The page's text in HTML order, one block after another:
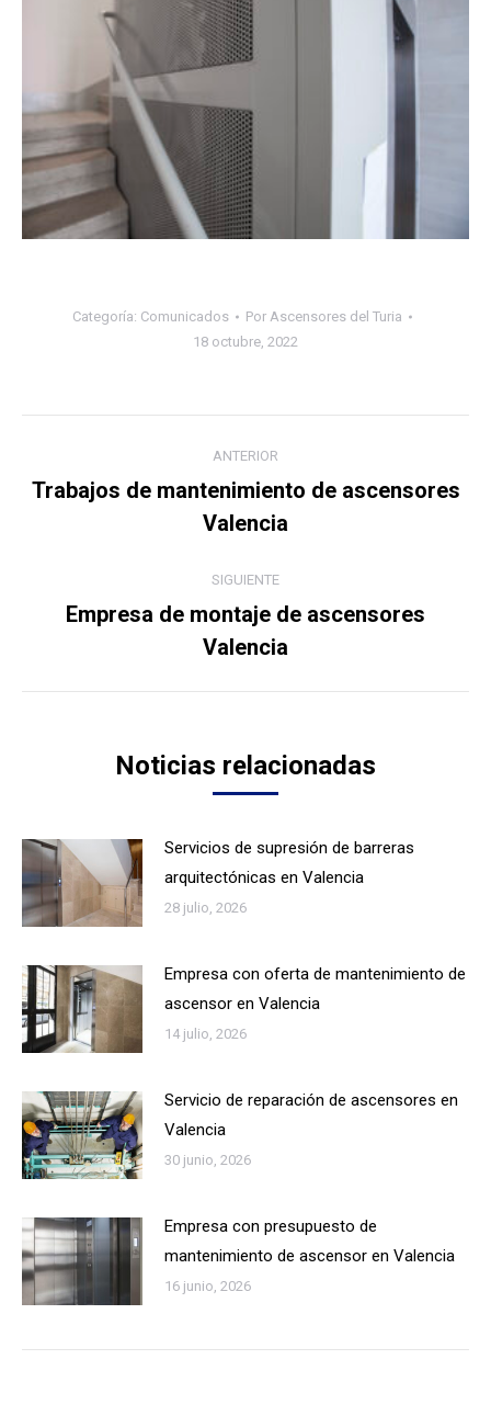
Categoría: Comunicados Por Ascensores del Turia
18 octubre, 2022
Navegación
entre
publicaciones
ANTERIOR
anterior:
Trabajos de mantenimiento de ascensores
Valencia
SIGUIENTE
Publicación
siguiente:
Empresa de montaje de ascensores
Valencia
Noticias relacionadas
Servicios de supresión de barreras
arquitectónicas en Valencia
28 julio, 2026
Empresa con oferta de mantenimiento de
ascensor en Valencia
14 julio, 2026
Servicio de reparación de ascensores en
Valencia
30 junio, 2026
Empresa con presupuesto de
mantenimiento de ascensor en Valencia
16 junio, 2026